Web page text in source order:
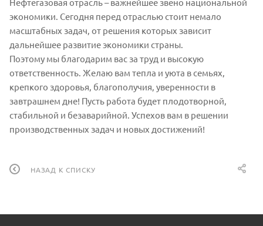
экономики. Сегодня перед отраслью стоит немало
масштабных задач, от решения которых зависит
дальнейшее развитие экономики страны.
Поэтому мы благодарим вас за труд и высокую
ответственность. Желаю вам тепла и уюта в семьях,
крепкого здоровья, благополучия, уверенности в
завтрашнем дне! Пусть работа будет плодотворной,
стабильной и безаварийной. Успехов вам в решении
производственных задач и новых достижений!
НАЗАД К СПИСКУ